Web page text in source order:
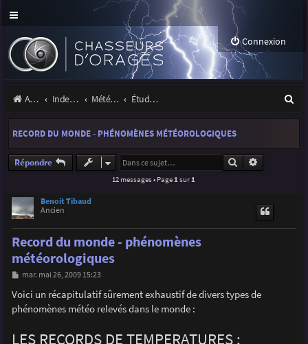
Connexion
Accueil Index du forum Météo et climatologie des orages Étude de phénomènes orageux
e
RECORD DU MONDE - PHÉNOMÈNES MÉTÉOROLOGIQUES
Répondre Rechercher
12 messages • Page 1 sur 1
Benoit Tibaud
Ancien
Record du monde - phénomènes
météorologiques
M
s
s
a
mar. mai 26, 2009 15:23
Voici un récapitulatif sûrement exhaustif de divers types de
phénomènes météo relevés dans le monde :
LES RECORDS DE TEMPERATURES :